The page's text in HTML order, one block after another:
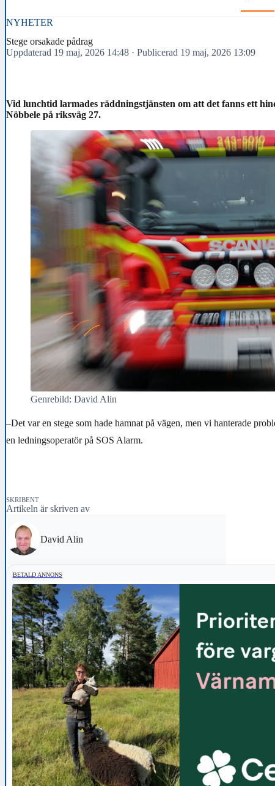
NYHETER
Stege orsakade pådrag
Uppdaterad 19 maj, 2026 14:48 · Publicerad 19 maj, 2026 13:09
Vid lunchtid larmades räddningstjänsten om att det fanns ett
Nöbbele på riksväg 27.
Genrebild: David Alin
–Det var en stege som hade hamnat på vägen, men vi hanterade
en ledningsoperatör på SOS Alarm.
SKRIBENT
Artikeln är skriven av
David Alin
BETALD ANNONS